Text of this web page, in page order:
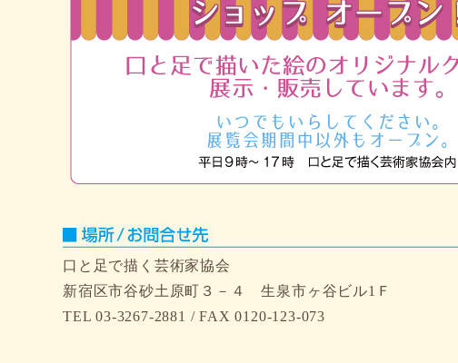
口と足で描く芸術家協会
新宿区市谷砂土原町３－４ 生泉市ヶ谷ビル1Ｆ
TEL 03-3267-2881 / FAX 0120-123-073